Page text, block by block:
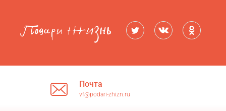
Почта
vf@podari-zhizn.ru